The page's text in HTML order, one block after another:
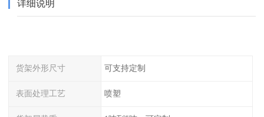
详细说明
货架外形尺寸 可支持定制
表面处理工艺 喷塑